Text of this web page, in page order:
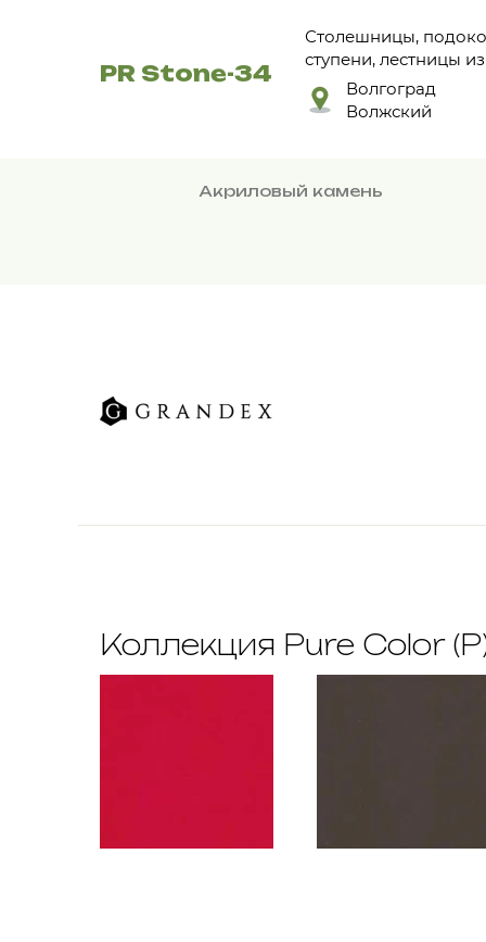
PR Stone-34
Столешницы,
ступени, лестницы
Волгоград
Волжский
Акриловый камень
Коллекция Pure Color